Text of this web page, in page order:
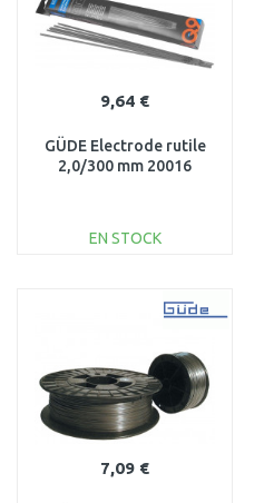
9,64 €
GÜDE Electrode rutile
2,0/300 mm 20016
EN STOCK
7,09 €